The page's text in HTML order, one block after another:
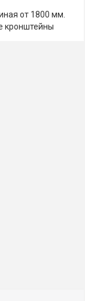
от 1800 мм.
кронштейны